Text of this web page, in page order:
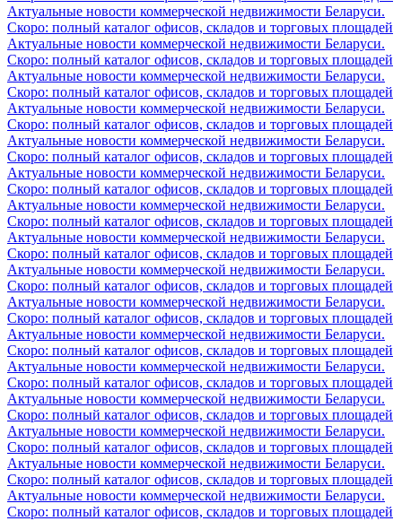
Актуальные новости коммерческой недвижимости Беларуси.
Скоро: полный каталог офисов, складов и торговых площадей
Актуальные новости коммерческой недвижимости Беларуси.
Скоро: полный каталог офисов, складов и торговых площадей
Актуальные новости коммерческой недвижимости Беларуси.
Скоро: полный каталог офисов, складов и торговых площадей
Актуальные новости коммерческой недвижимости Беларуси.
Скоро: полный каталог офисов, складов и торговых площадей
Актуальные новости коммерческой недвижимости Беларуси.
Скоро: полный каталог офисов, складов и торговых площадей
Актуальные новости коммерческой недвижимости Беларуси.
Скоро: полный каталог офисов, складов и торговых площадей
Актуальные новости коммерческой недвижимости Беларуси.
Скоро: полный каталог офисов, складов и торговых площадей
Актуальные новости коммерческой недвижимости Беларуси.
Скоро: полный каталог офисов, складов и торговых площадей
Актуальные новости коммерческой недвижимости Беларуси.
Скоро: полный каталог офисов, складов и торговых площадей
Актуальные новости коммерческой недвижимости Беларуси.
Скоро: полный каталог офисов, складов и торговых площадей
Актуальные новости коммерческой недвижимости Беларуси.
Скоро: полный каталог офисов, складов и торговых площадей
Актуальные новости коммерческой недвижимости Беларуси.
Скоро: полный каталог офисов, складов и торговых площадей
Актуальные новости коммерческой недвижимости Беларуси.
Скоро: полный каталог офисов, складов и торговых площадей
Актуальные новости коммерческой недвижимости Беларуси.
Скоро: полный каталог офисов, складов и торговых площадей
Актуальные новости коммерческой недвижимости Беларуси.
Скоро: полный каталог офисов, складов и торговых площадей
Актуальные новости коммерческой недвижимости Беларуси.
Скоро: полный каталог офисов, складов и торговых площадей